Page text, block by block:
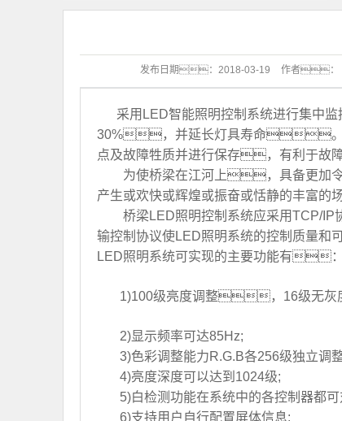
发布日期： 2018-03-19 作者：
采用LED智能照明控制系统进行集
30%，并延长灯具寿命。其
点及故障牲质并进行保存，有利于
为使桥梁在江河上，具备更加
产生或欢快或辉煌或振奋或恬静的丰富
桥梁LED照明控制系统应采用TCP/
输控制协议使LED照明系统的控制质量
LED照明系统可实现的主要功能有：
1)100级亮度调整，16级无灰
2)显示频率可达85Hz;
3)色彩调整能力R.G.B各256级独立调
4)亮度深度可以达到1024级;
5)白检测功能在系统中的各控制器都
6)支持用户自行配置屏体信息;